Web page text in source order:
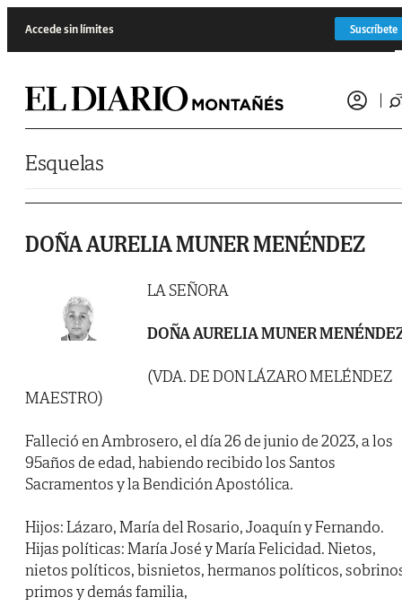
Accede sin límites Suscríbete
Esquelas
DOÑA AURELIA MUNER MENÉNDEZ
LA SEÑORA
DOÑA AURELIA MUNER
(VDA. DE DON LÁZARO MELÉNDEZ
MAESTRO)
Falleció en Ambrosero, el día 26 de junio de 2023, a los
95años de edad, habiendo recibido los Santos
Sacramentos y la Bendición Apostólica.
Hijos: Lázaro, María del Rosario, Joaquín y Fernando.
Hijas políticas: María José y María Felicidad. Nietos,
nietos políticos, bisnietos, hermanos políticos,
primos y demás familia,